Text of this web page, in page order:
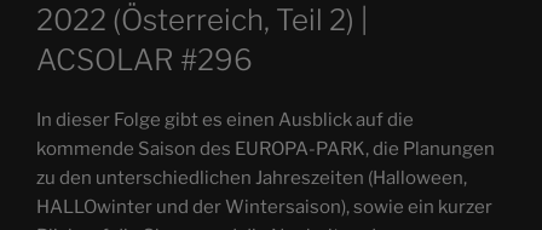
2022 (Österreich, Teil 2) |
ACSOLAR #296
In dieser Folge gibt es einen Ausblick auf die
kommende Saison des EUROPA-PARK, die Planungen
zu den unterschiedlichen Jahreszeiten (Halloween,
HALLOwinter und der Wintersaison), sowie ein kurzer